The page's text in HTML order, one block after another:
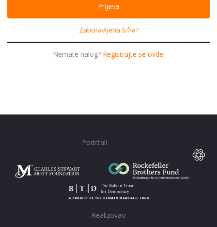
Zaboravljena šifra?
Nemate nalog? Registrujte se ovde.
Podržali
Realizovao